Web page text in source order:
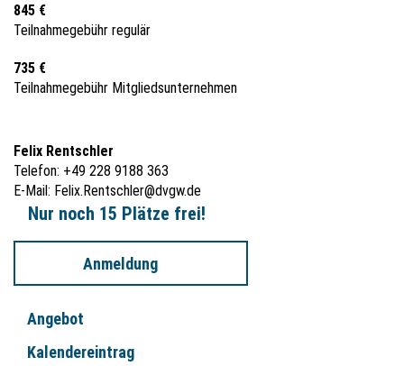
845 €
Teilnahmegebühr regulär
735 €
Teilnahmegebühr Mitgliedsunternehmen
Felix Rentschler
Telefon: +49 228 9188 363
E-Mail: Felix.Rentschler@dvgw.de
Nur noch 15 Plätze frei!
Anmeldung
Angebot
Kalendereintrag